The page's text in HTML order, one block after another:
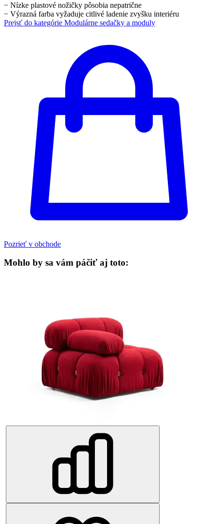
− Nízke plastové nožičky pôsobia nepatrične
− Výrazná farba vyžaduje citlivé ladenie zvyšku interiéru
Prejsť do kategórie Modulárne sedačky a moduly
Pozrieť v obchode
Mohlo by sa vám páčiť aj toto: